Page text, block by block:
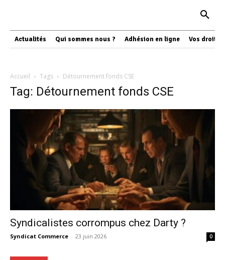
Actualités Qui sommes nous ? Adhésion en ligne Vos droits
Accueil Tags Détournement fonds CSE
Tag: Détournement fonds CSE
Syndicalistes corrompus chez Darty ?
Syndicat Commerce - 23 juin 2026 0